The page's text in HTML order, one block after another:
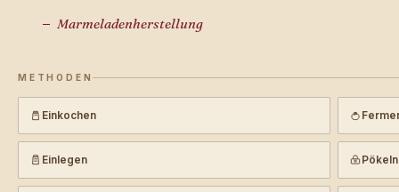
Marmeladenherstellung
METHODEN
Einkochen
Einlegen Pökeln